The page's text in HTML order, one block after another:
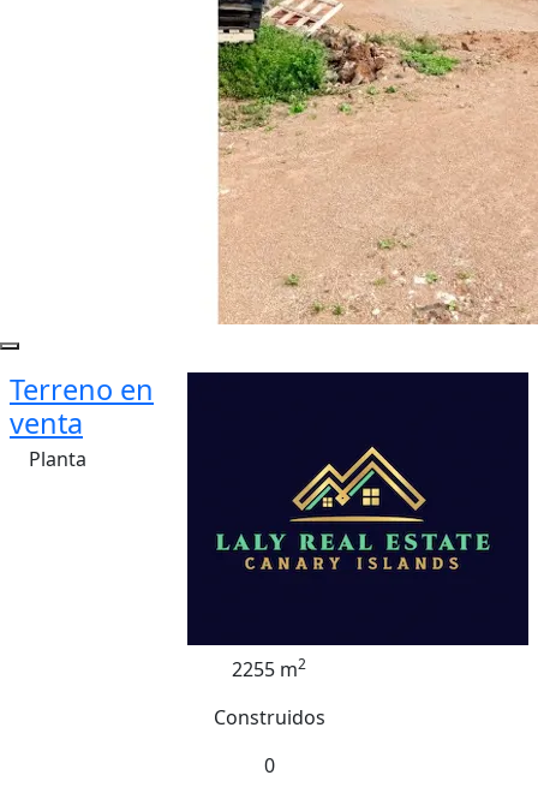
Terreno en
venta
Planta
2255 m2
Construidos
0